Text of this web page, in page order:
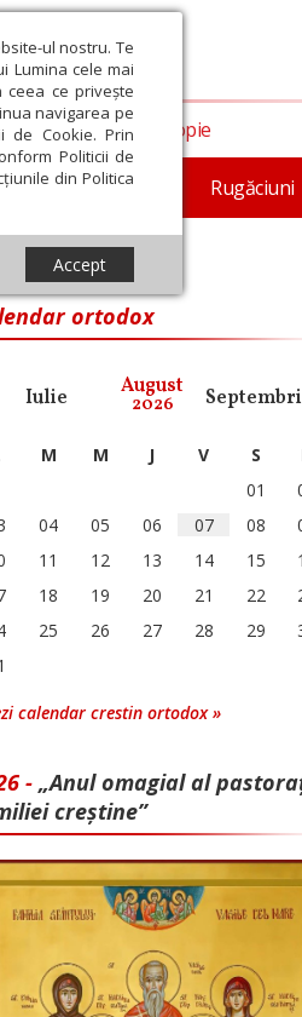
ul nostru. Te
Lumina cele mai
ceea ce privește
navigarea pe
de Cookie. Prin
Politicii de
din Politica
Accept
Patristica Rugăciuni
Opinii Filantropie
ortodox
Iulie August
2026
M M J V S
01
04 05 06 07 08
11 12 13 14 15
18 19 20 21 22
25 26 27 28 29
calendar crestin ortodox »
- „Anul omagial al
creștine”